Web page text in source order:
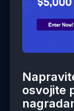
osvojite